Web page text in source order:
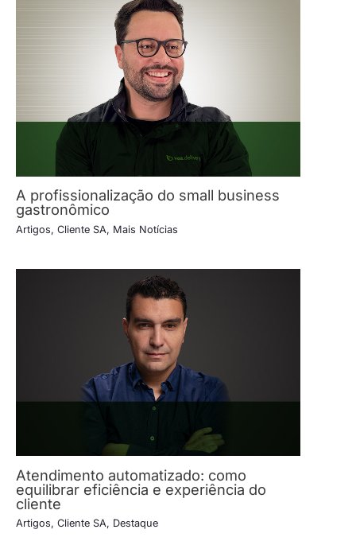
A profissionalização do small business
gastronômico
Artigos, Cliente SA, Mais Notícias
Atendimento automatizado: como
equilibrar eficiência e experiência do
cliente
Artigos, Cliente SA, Destaque